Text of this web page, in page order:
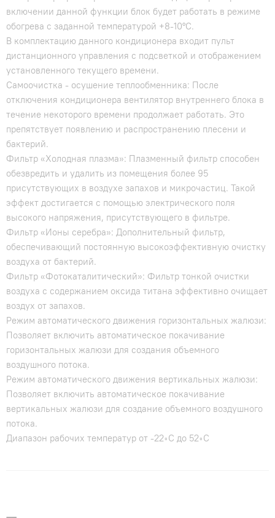
включении данной функции блок будет работать в режиме
обогрева с заданной температурой +8-10°С.
В комплектацию данного кондиционера входит пульт
дистанционного управления с подсветкой и отображением
установленного текущего времени.
Самоочистка - осушение теплообменника: После
отключения кондиционера вентилятор внутреннего блока в
течение некоторого времени продолжает работать. Это
препятствует появлению и распространению плесени и
бактерий.
Фильтр «Холодная плазма»: Плазменный фильтр способен
обезвредить и удалить из помещения более 95
присутствующих в воздухе запахов и микрочастиц. Такой
эффект достигается с помощью электрического поля
высокого напряжения, присутствующего в фильтре.
Фильтр «Ионы серебра»: Дополнительный фильтр,
обеспечивающий постоянную высокоэффективную очистку
воздуха от бактерий.
Фильтр «Фотокаталитический»: Фильтр тонкой очистки
воздуха с содержанием оксида титана эффективно очищает
воздух от запахов.
Режим автоматического движения горизонтальных жалюзи:
Позволяет включить автоматическое покачивание
горизонтальных жалюзи для создания объемного
воздушного потока.
Режим автоматического движения вертикальных жалюзи:
Позволяет включить автоматическое покачивание
вертикальных жалюзи для создание объемного воздушного
потока.
Диапазон рабочих температур от -22◦С до 52◦С